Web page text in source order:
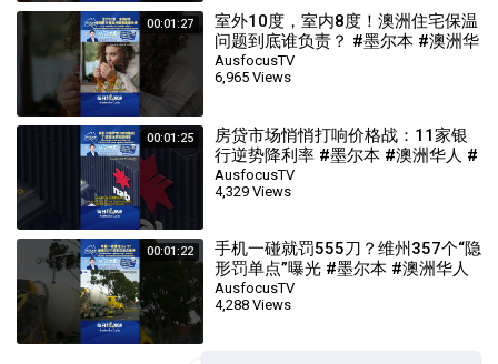
00:01:27
室外10度，室内8度！澳洲住宅保温
问题到底谁负责？ #墨尔本 #澳洲华
人 #澳洲生活 #australia #每日说澳
洲
AusfocusTV
6,965 Views
00:01:25
房贷市场悄悄打响价格战：11家银
行逆势降利率 #墨尔本 #澳洲华人 #
澳洲生活 #australia #每日说澳洲
AusfocusTV
4,329 Views
00:01:22
手机一碰就罚555刀？维州357个“隐
形罚单点”曝光 #墨尔本 #澳洲华人
#澳洲生活 #australia #每日说澳洲
AusfocusTV
4,288 Views